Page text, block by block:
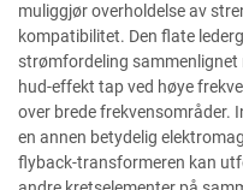
muliggjør overholdelse av
kompatibilitet. Den flate
strømfordeling sammenlignet
hud-effekt tap ved høye
over brede frekvensområder.
en annen betydelig
flyback-transformeren kan